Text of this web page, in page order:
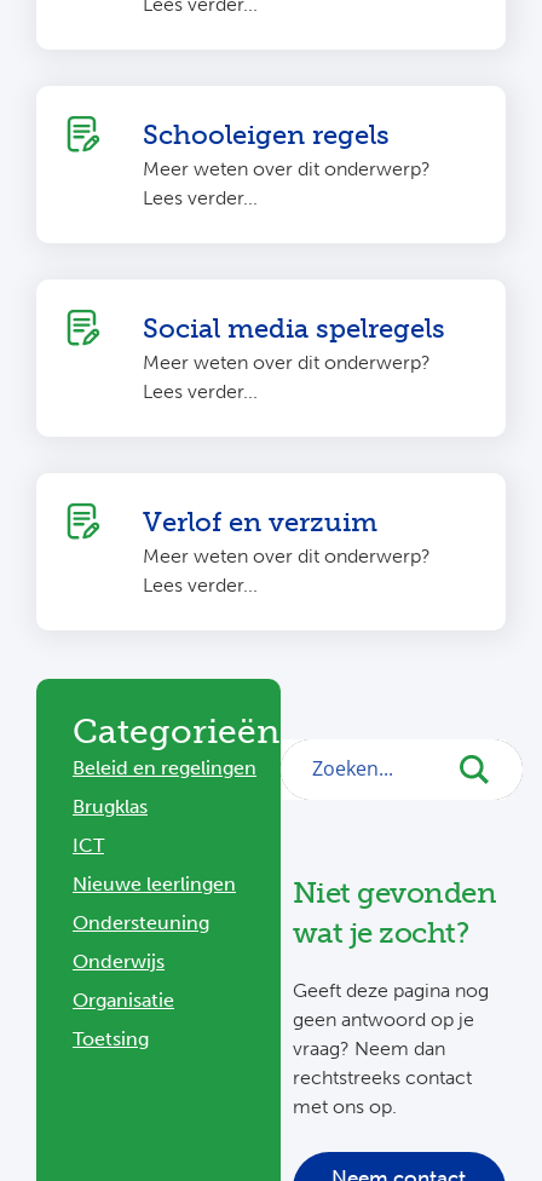
Schooleigen regels
Meer weten over dit onderwerp?
Lees verder...
Social media spelregels
Meer weten over dit onderwerp?
Lees verder...
Verlof en verzuim
Meer weten over dit onderwerp?
Lees verder...
Categorieën
Beleid en regelingen
Brugklas
ICT
Nieuwe leerlingen
Ondersteuning
Onderwijs
Organisatie
Toetsing
Niet gevonden
wat je zocht?
Geeft deze pagina nog
geen antwoord op je
vraag? Neem dan
rechtstreeks contact
met ons op.